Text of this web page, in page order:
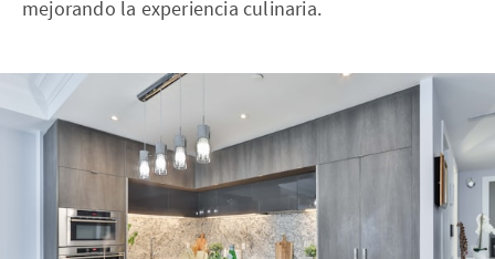
mejorando la experiencia culinaria.